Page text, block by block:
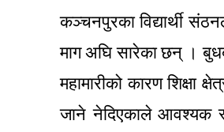
कञ्चनपुरका विद्यार्थी
माग अघि सारेका छन् ।
महामारीको कारण
जाने नेदिएकाले आवश्यक